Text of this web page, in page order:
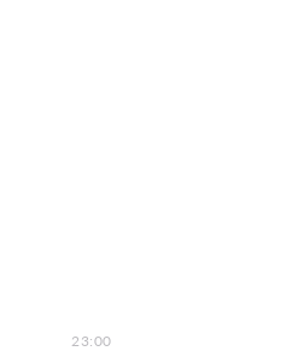
23:00